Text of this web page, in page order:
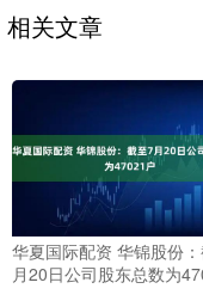
相关文章
华夏国际配资 华锦股份
月20日公司股东总数为